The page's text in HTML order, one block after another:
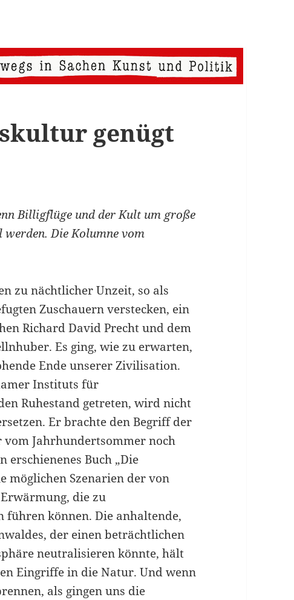
genügt
Billigflüge und der Kult um große
Die Kolumne vom
zu nächtlicher Unzeit, so als
Zuschauern verstecken, ein
Richard David Precht und dem
Es ging, wie zu erwarten,
Ende unserer Zivilisation.
Instituts für
Ruhestand getreten, wird nicht
Er brachte den Begriff der
vom Jahrhundertsommer noch
erschienenes Buch „Die
möglichen Szenarien der von
die zu
können. Die anhaltende,
der einen beträchtlichen
neutralisieren könnte, hält
Eingriffe in die Natur. Und wenn
als gingen uns die